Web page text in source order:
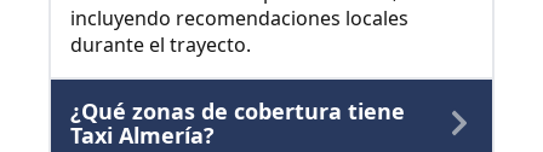
incluyendo recomendaciones locales
durante el trayecto.
¿Qué zonas de cobertura tiene
Taxi Almería?